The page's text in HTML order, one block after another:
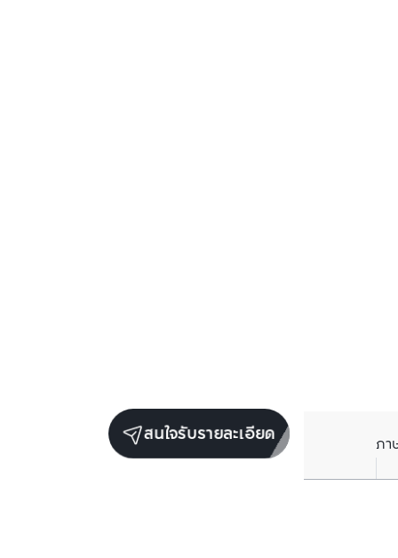
ภา
สนใจรับรายละเอียด